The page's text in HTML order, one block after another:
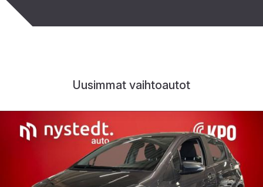
Uusimmat vaihtoautot